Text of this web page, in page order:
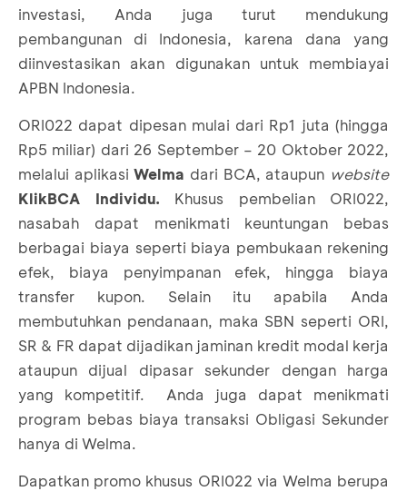
investasi, Anda juga turut mendukung
pembangunan di Indonesia, karena dana yang
diinvestasikan akan digunakan untuk membiayai
APBN Indonesia.
ORI022 dapat dipesan mulai dari Rp1 juta (hingga
Rp5 miliar) dari 26 September – 20 Oktober 2022,
melalui aplikasiWelma dari BCA, ataupun website
KlikBCA Individu. Khusus pembelian ORI022,
nasabah dapat menikmati keuntungan bebas
berbagai biaya seperti biaya pembukaan rekening
efek, biaya penyimpanan efek, hingga biaya
transfer kupon. Selain itu apabila Anda
membutuhkan pendanaan, maka SBN seperti ORI,
SR & FR dapat dijadikan jaminan kredit modal kerja
ataupun dijual dipasar sekunder dengan harga
yang kompetitif. Anda juga dapat menikmati
program bebas biaya transaksi Obligasi Sekunder
hanya di Welma.
Dapatkan promo khusus ORI022 via Welma berupa